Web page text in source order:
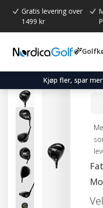
Gratis levering over
1499 kr
Kjøp fler, spar